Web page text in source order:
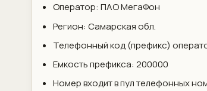
Оператор: ПАО МегаФон
Регион: Самарская обл.
Телефонный код (префикс)
Емкость префикса: 200000
Номер входит в пул телефонных